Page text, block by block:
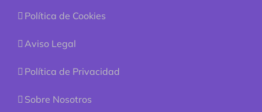
Política de Cookies
Aviso Legal
Política de Privacidad
Sobre Nosotros